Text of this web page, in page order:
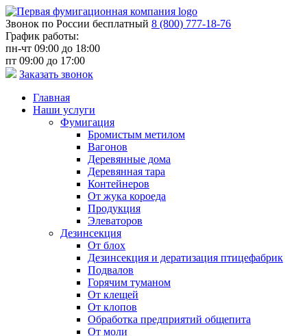
Звонок по России бесплатный 8 (800) 777-18-76
График работы:
пн-чт 09:00 до 18:00
пт 09:00 до 17:00
Заказать звонок
Главная
Наши услуги
Фумигация
Бромистым метилом
Вагонов
Деревянные дома
Деревянная тара
Контейнеров
От жука короеда
Продукция
Элеваторов
Дезинсекция
От блох
Дезинсекция и дератизация птицефабрик
Подвалов
Горячим туманом
От клещей
От клопов
Обработка предприятий общепита
От моли